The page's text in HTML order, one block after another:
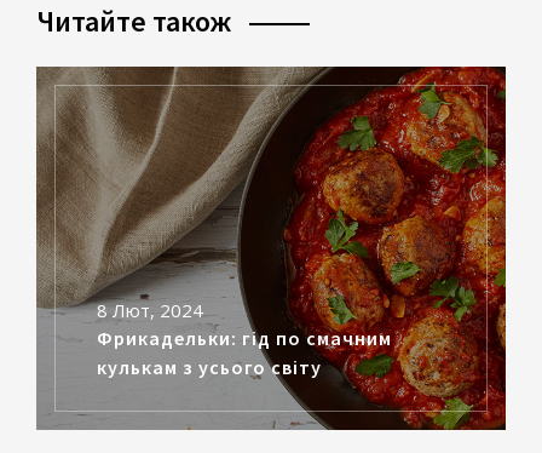
Читайте також
8 Лют, 2024
Фрикадельки: гід по смачним
кулькам з усього світу